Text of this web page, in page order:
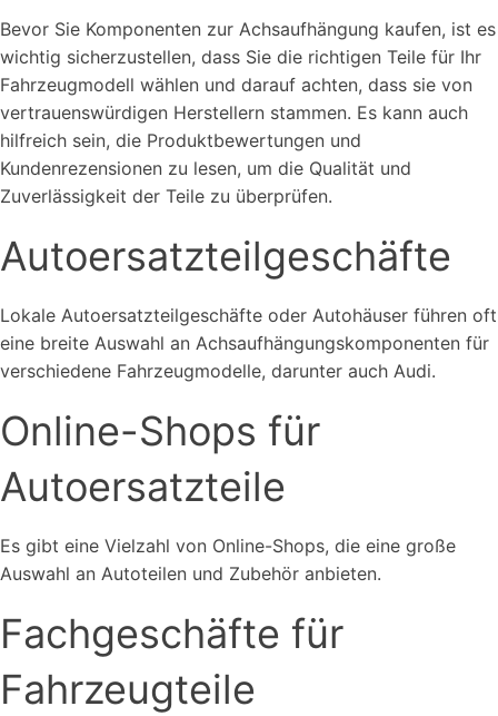
Bevor Sie Komponenten zur Achsaufhängung kaufen, ist es
wichtig sicherzustellen, dass Sie die richtigen Teile für Ihr
Fahrzeugmodell wählen und darauf achten, dass sie von
vertrauenswürdigen Herstellern stammen. Es kann auch
hilfreich sein, die Produktbewertungen und
Kundenrezensionen zu lesen, um die Qualität und
Zuverlässigkeit der Teile zu überprüfen.
Autoersatzteilgeschäfte
Lokale Autoersatzteilgeschäfte oder Autohäuser führen oft
eine breite Auswahl an Achsaufhängungskomponenten für
verschiedene Fahrzeugmodelle, darunter auch Audi.
Online-Shops für
Autoersatzteile
Es gibt eine Vielzahl von Online-Shops, die eine große
Auswahl an Autoteilen und Zubehör anbieten.
Fachgeschäfte für
Fahrzeugteile